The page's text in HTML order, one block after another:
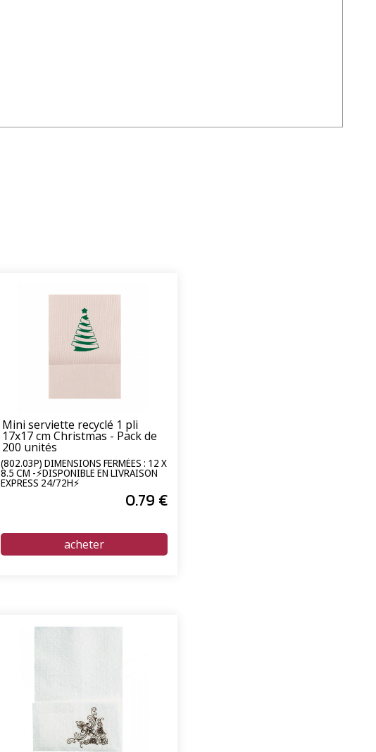
Mini serviette recyclé 1 pli
17x17 cm Christmas - Pack de
200 unités
(802.03P) DIMENSIONS FERMÉES : 12 X
8.5 CM -⚡DISPONIBLE EN LIVRAISON
EXPRESS 24/72H⚡
0.79 €